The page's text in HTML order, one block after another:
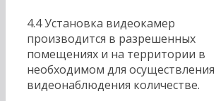
4.4 Установка видеокамер
производится в разрешенных
помещениях и на территории в
необходимом для осуществления
видеонаблюдения количестве.